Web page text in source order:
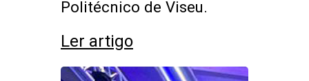
Politécnico de Viseu.
Ler artigo